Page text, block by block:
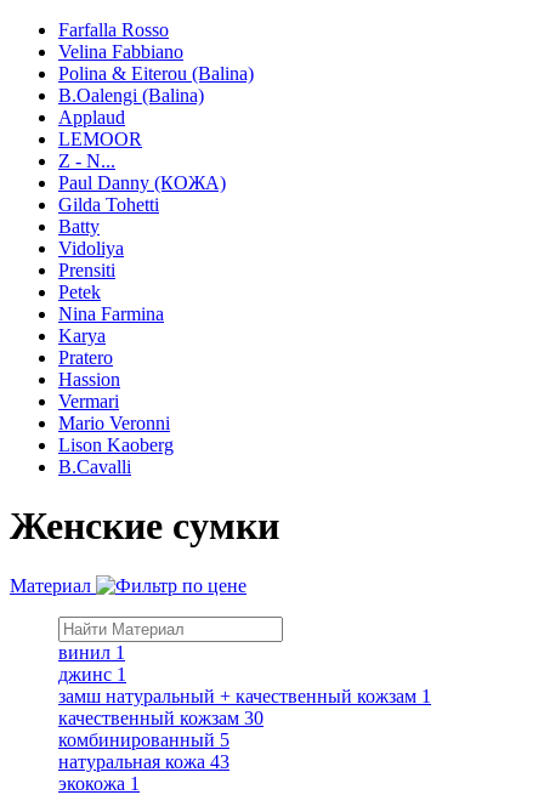
Farfalla Rosso
Velina Fabbiano
Polina & Eiterou (Balina)
B.Oalengi (Balina)
Applaud
LEMOOR
Z - N...
Paul Danny (КОЖА)
Gilda Tohetti
Batty
Vidoliya
Prensiti
Petek
Nina Farmina
Karya
Pratero
Hassion
Vermari
Mario Veronni
Lison Kaoberg
B.Cavalli
Женские сумки
Материал
винил 1
джинс 1
замш натуральный + качественный кожзам 1
качественный кожзам 30
комбинированный 5
натуральная кожа 43
экокожа 1